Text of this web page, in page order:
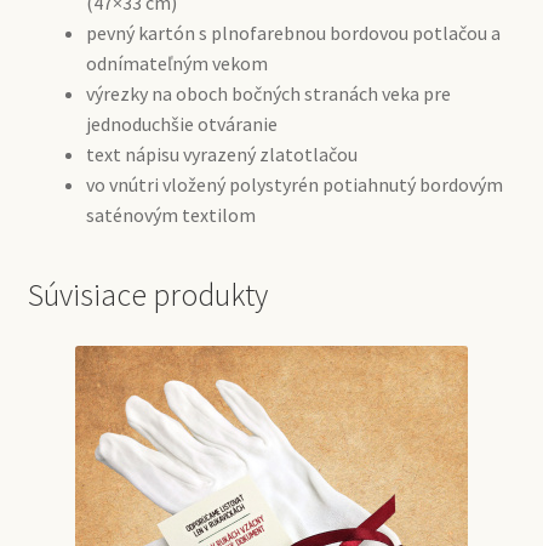
pevný kartón s plnofarebnou bordovou potlačou a
odnímateľným vekom
výrezky na oboch bočných stranách veka pre
jednoduchšie otváranie
text nápisu vyrazený zlatotlačou
vo vnútri vložený polystyrén potiahnutý bordovým
saténovým textilom
Súvisiace produkty